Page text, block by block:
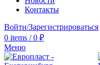
Контакты
Войти/Зарегистрироваться
0 items / 0 ₽
Меню